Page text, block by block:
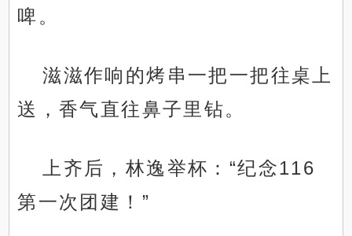
啤。
滋滋作响的烤串一把一把往桌上
送，香气直往鼻子里钻。
上齐后，林逸举杯：“纪念116
第一次团建！”